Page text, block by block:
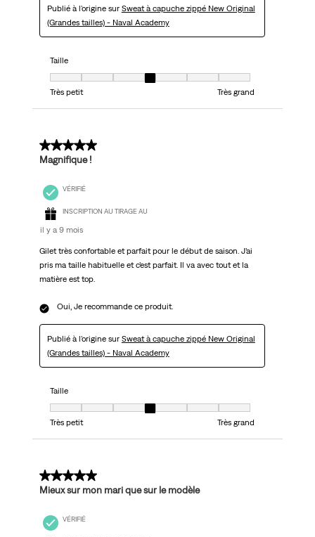
Publié à l'origine sur Sweat à capuche zippé New Original
(Grandes tailles) - Naval Academy
Taille
Taille, 4 sur 7, où 1 est égal à Très petit et 7 est égal à Très grand
Très petit
Très grand
5 sur 5 étoiles.
Magnifique !
VÉRIFIÉ
INSCRIPTION AU TIRAGE AU
il y a 9 mois
Gilet très confortable et parfait pour le début de saison. J’ai
pris ma taille habituelle et c’est parfait. Il va avec tout et la
matière est top.
Oui, Je recommande ce produit.
Publié à l'origine sur Sweat à capuche zippé New Original
(Grandes tailles) - Naval Academy
Taille
Taille, 4 sur 7, où 1 est égal à Très petit et 7 est égal à Très grand
Très petit
Très grand
5 sur 5 étoiles.
Mieux sur mon mari que sur le modèle
VÉRIFIÉ